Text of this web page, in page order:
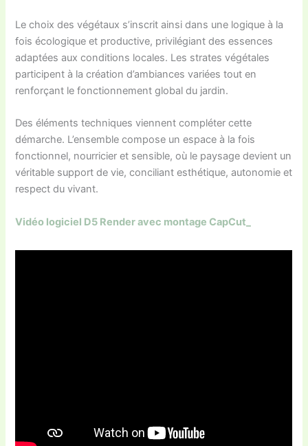
Le choix des végétaux s’inscrit ainsi dans une logique à la
fois écologique et productive, privilégiant des essences
adaptées aux conditions locales. Les strates végétales
participent à la création d’ambiances variées tout en
renforçant le fonctionnement global du jardin.
Des éléments techniques viennent compléter cette
démarche. L’ensemble compose un espace à la fois
fonctionnel, nourricier et sensible, où le paysage devient un
véritable support de vie, conciliant esthétique, autonomie et
respect du vivant.
Vidéo logiciel D5 Render avec montage CapCut_